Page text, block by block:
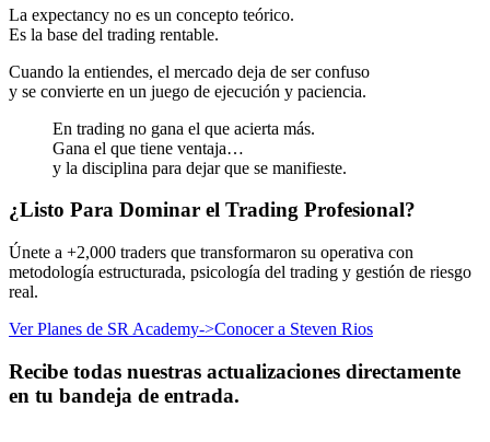
La expectancy no es un concepto teórico.
Es la base del trading rentable.
Cuando la entiendes, el mercado deja de ser confuso
y se convierte en un juego de ejecución y paciencia.
En trading no gana el que acierta más.
Gana el que tiene ventaja…
y la disciplina para dejar que se manifieste.
¿Listo Para Dominar el Trading Profesional?
Únete a +2,000 traders que transformaron su operativa con
metodología estructurada, psicología del trading y gestión de riesgo
real.
Ver Planes de SR Academy->Conocer a Steven Rios
Recibe todas nuestras actualizaciones directamente
en tu bandeja de entrada.